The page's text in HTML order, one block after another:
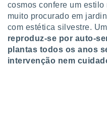
cosmos confere um
muito procurado em
com estética silvestre.
reproduz-se por auto-
plantas todos os anos
intervenção nem